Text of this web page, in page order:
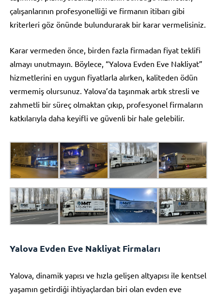
çalışanlarının profesyonelliği ve firmanın itibarı gibi
kriterleri göz önünde bulundurarak bir karar vermelisiniz.
Karar vermeden önce, birden fazla firmadan fiyat teklifi
almayı unutmayın. Böylece, “Yalova Evden Eve Nakliyat”
hizmetlerini en uygun fiyatlarla alırken, kaliteden ödün
vermemiş olursunuz. Yalova’da taşınmak artık stresli ve
zahmetli bir süreç olmaktan çıkıp, profesyonel firmaların
katkılarıyla daha keyifli ve güvenli bir hale gelebilir.
Yalova Evden Eve Nakliyat Firmaları
Yalova, dinamik yapısı ve hızla gelişen altyapısı ile kentsel
yaşamın getirdiği ihtiyaçlardan biri olan evden eve